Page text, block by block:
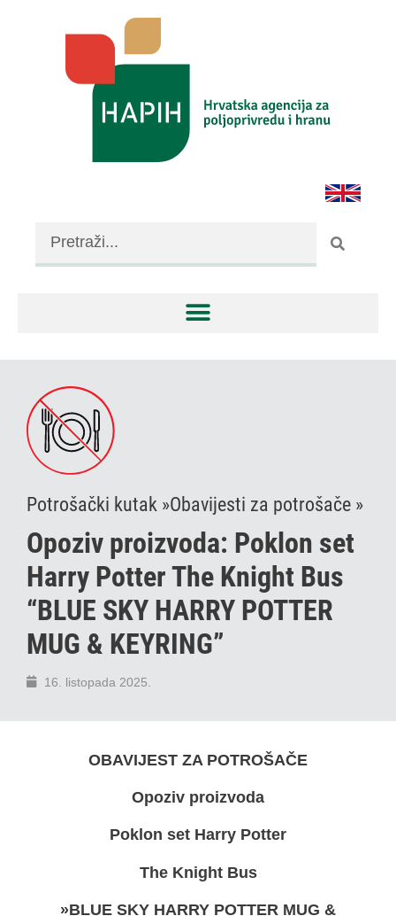
Potrošački kutak »Obavijesti za potrošače »
Opoziv proizvoda: Poklon set
Harry Potter The Knight Bus
“BLUE SKY HARRY POTTER
MUG & KEYRING”
16. listopada 2025.
OBAVIJEST ZA POTROŠAČE
Opoziv proizvoda
Poklon set Harry Potter
The Knight Bus
»BLUE SKY HARRY POTTER MUG &